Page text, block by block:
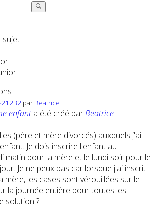
sujet
par Beatrice
enfanta été créé parBeatrice
(père et mère divorcés) auxquels j'ai
Je dois inscrire l'enfant au
matin pour la mère et le lundi soir pour le
Je ne peux pas car lorsque j'ai inscrit
mère, les cases sont vérouillées sur le
la journée entière pour toutes les
solution ?